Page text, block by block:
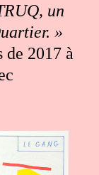
un
»
2017 à